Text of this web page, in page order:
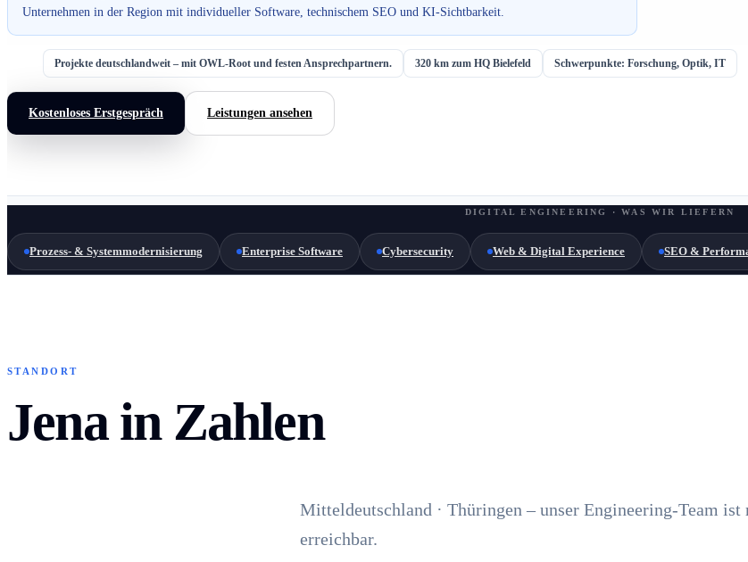
Unternehmen in der Region mit individueller Software, technischem SEO und KI-Sichtbarkeit.
Projekte deutschlandweit – mit OWL-Root und festen Ansprechpartnern. 320 km zum HQ Bielefeld Schwerpunkte: Forschung, Optik, IT
Kostenloses Erstgespräch Leistungen ansehen
DIGITAL ENGINEERING · WAS WIR LIEFERN
Prozess- & Systemmodernisierung Enterprise Software Cybersecurity Web & Digital Experience SEO &
STANDORT
Jena in Zahlen
Mitteldeutschland · Thüringen – unser Engineering-Team ist
erreichbar.